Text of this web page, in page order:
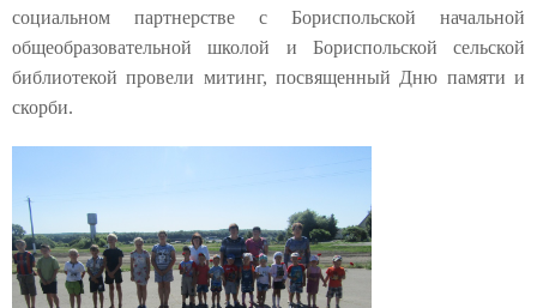
социальном партнерстве с Бориспольской начальной
общеобразовательной школой и Бориспольской сельской
библиотекой провели митинг, посвященный Дню памяти и
скорби.